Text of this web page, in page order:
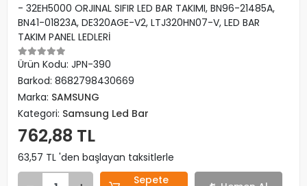
- 32EH5000 ORJINAL SIFIR LED BAR TAKIMI, BN96-21485A,
BN41-01823A, DE320AGE-V2, LTJ320HN07-V, LED BAR
TAKIM PANEL LEDLERİ
Ürün Kodu: JPN-390
Barkod: 8682798430669
Marka: SAMSUNG
Kategori: Samsung Led Bar
762,88 TL
63,57 TL 'den başlayan taksitlerle
Sepete